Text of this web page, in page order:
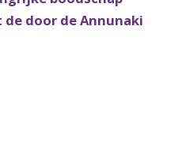
door de Annunaki